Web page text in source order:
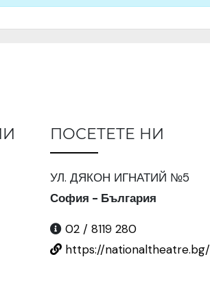
ПОСЕТЕТЕ НИ
УЛ. ДЯКОН ИГНАТИЙ №5
София - България
02 / 8119 280
https://nationaltheatre.bg/